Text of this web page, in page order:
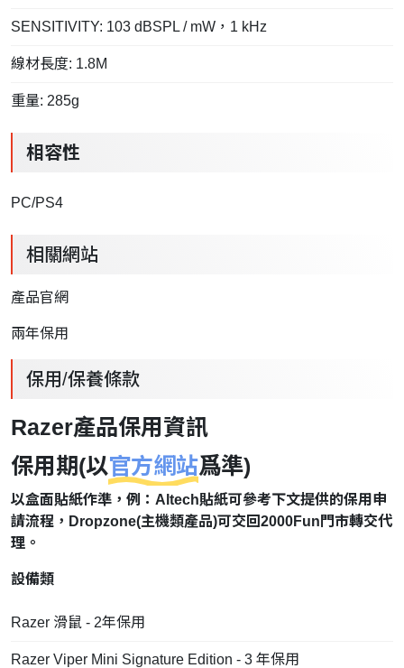
SENSITIVITY: 103 dBSPL / mW，1 kHz
線材長度: 1.8M
重量: 285g
相容性
PC/PS4
相關網站
產品官網
兩年保用
保用/保養條款
Razer產品保用資訊
保用期(以官方網站爲準)
以盒面貼紙作準，例：Altech貼紙可參考下文提供的保用申
請流程，Dropzone(主機類產品)可交回2000Fun門市轉交代
理。
設備類
Razer 滑鼠 - 2年保用
Razer Viper Mini Signature Edition - 3 年保用